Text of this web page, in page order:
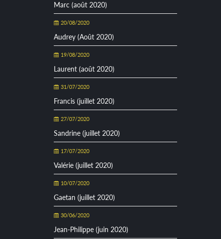
Marc (août 2020)
20/08/2020
Audrey (Août 2020)
19/08/2020
Laurent (août 2020)
31/07/2020
Francis (juillet 2020)
27/07/2020
Sandrine (juillet 2020)
17/07/2020
Valérie (juillet 2020)
10/07/2020
Gaetan (juillet 2020)
30/06/2020
Jean-Philippe (juin 2020)